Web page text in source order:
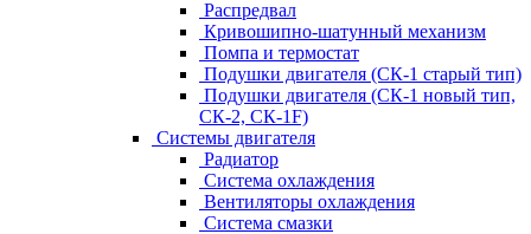
Распредвал
Кривошипно-шатунный механизм
Помпа и термостат
Подушки двигателя (СК-1 старый тип)
Подушки двигателя (СК-1 новый тип,
СК-2, СК-1F)
Системы двигателя
Радиатор
Система охлаждения
Вентиляторы охлаждения
Система смазки